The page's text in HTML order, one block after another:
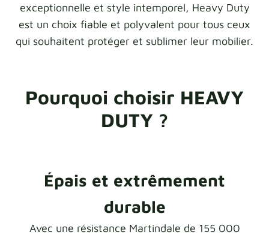
exceptionnelle et style intemporel, Heavy Duty
est un choix fiable et polyvalent pour tous ceux
qui souhaitent protéger et sublimer leur mobilier.
Pourquoi choisir HEAVY
DUTY ?
Épais et extrêmement
durable
Avec une résistance Martindale de 155 000